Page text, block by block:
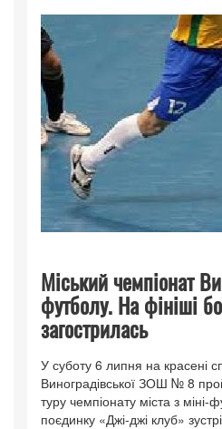
Міський чемпіонат
футболу. На фініші
загострилась
У суботу 6 липня на красені
Виноградівської ЗОШ № 8
туру чемпіонату міста з
поєдинку «Джі-джі клуб»